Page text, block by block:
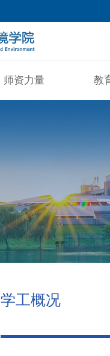
师资力量 教
学工概况